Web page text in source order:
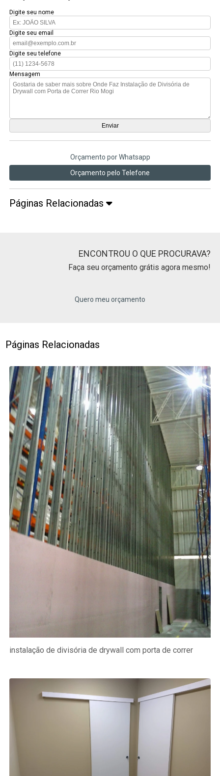
Digite seu nome
Digite seu email
Digite seu telefone
Mensagem
Orçamento por Whatsapp
Orçamento pelo Telefone
Páginas Relacionadas
ENCONTROU O QUE PROCURAVA?
Faça seu orçamento grátis agora mesmo!
Quero meu orçamento
Páginas Relacionadas
instalação de divisória de drywall com porta de correr